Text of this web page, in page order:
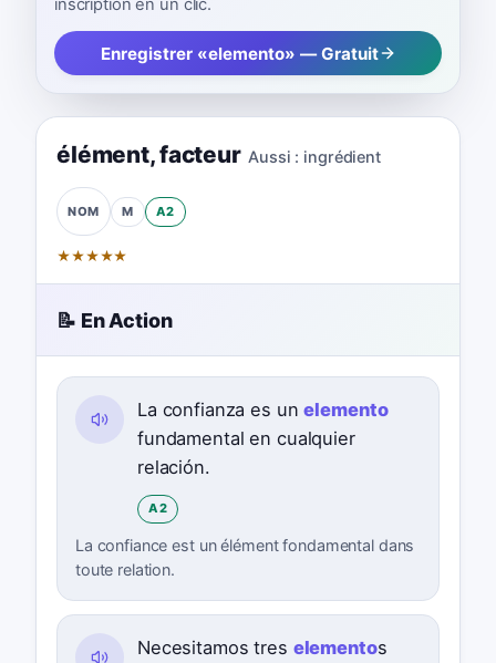
Enregistrer «elemento» — Gratuit
élément,facteur Aussi : ingrédient
NOM M A2
★★★★★
📝 En Action
La confianza es unelemento
fundamental en cualquier
relación.
A2
La confiance est un élément fondamental dans
toute relation.
Necesitamos tres elementos